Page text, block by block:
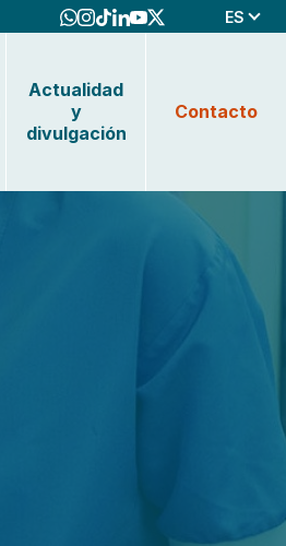
ES
Actualidad
y
divulgación
Contacto